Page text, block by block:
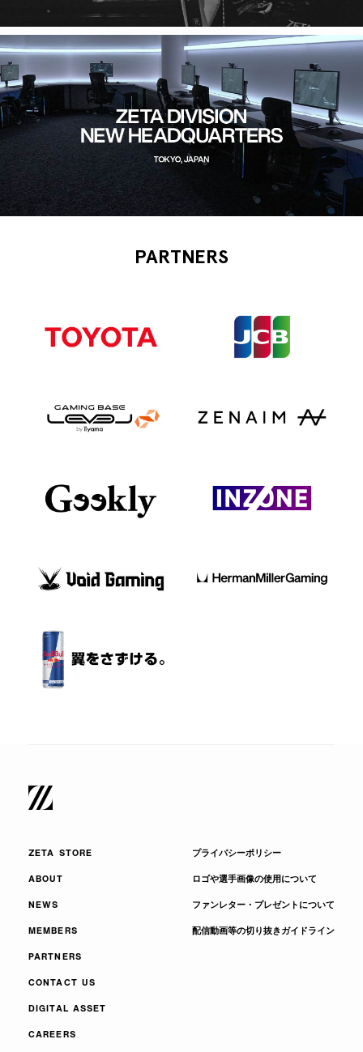
PARTNERS
ZETA STORE
ABOUT
NEWS
MEMBERS
PARTNERS
CONTACT US
DIGITAL ASSET
CAREERS
プライバシーポリシー
ロゴや選手画像の使用について
ファンレター・プレゼントについて
配信動画等の切り抜きガイドライン